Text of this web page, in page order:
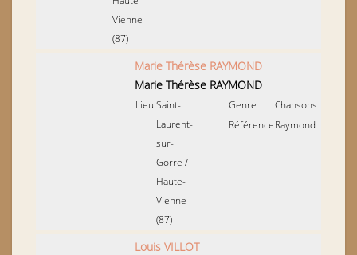
Vienne
(87)
Marie Thérèse RAYMOND
Marie Thérèse RAYMOND
Lieu Saint-
Laurent-
sur-
Gorre /
Haute-
Vienne
(87)
Genre
Chansons
RéférenceRaymond
Louis VILLOT